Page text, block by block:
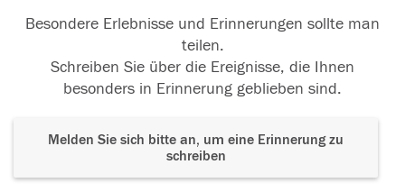
Besondere Erlebnisse und Erinnerungen sollte man
teilen.
Schreiben Sie über die Ereignisse, die Ihnen
besonders in Erinnerung geblieben sind.
Melden Sie sich bitte an, um eine Erinnerung zu
schreiben